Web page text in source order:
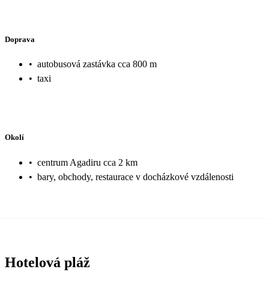
Doprava
• autobusová zastávka cca 800 m
• taxi
Okolí
• centrum Agadiru cca 2 km
• bary, obchody, restaurace v docházkové vzdálenosti
Hotelová pláž